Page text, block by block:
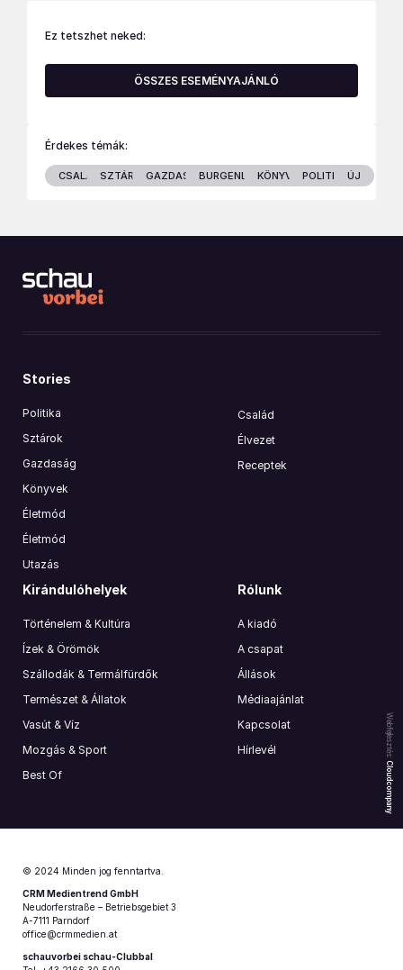
Ez tetszhet neked:
ÖSSZES ESEMÉNYAJÁNLÓ
Érdekes témák:
CSALÁD SZTÁROKGAZDASÁGBURGENLANDKÖNYVEKPOLITIKAÚJ
Webfejlesztés:
Cloudcompany
Stories
Politika
Sztárok
Gazdaság
Könyvek
Életmód
Életmód
Utazás
Család
Élvezet
Receptek
Kirándulóhelyek
Történelem & Kultúra
Ízek & Örömök
Szállodák & Termálfürdők
Természet & Állatok
Vasút & Víz
Mozgás & Sport
Best Of
Rólunk
A kiadó
A csapat
Állások
Médiaajánlat
Kapcsolat
Hírlevél
© 2024 Minden jog fenntartva.
CRM Medientrend GmbH
Neudorferstraße – Betriebsgebiet 3
A-7111 Parndorf
office@crmmedien.at
schauvorbei schau-Clubbal